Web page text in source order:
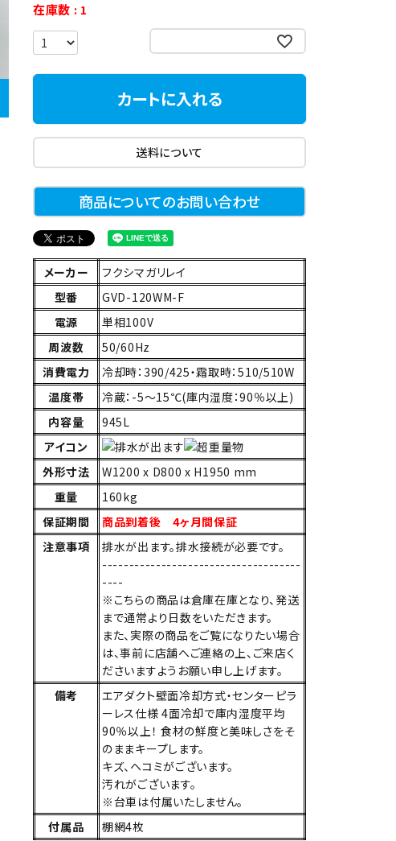
在庫数
1
カートに入れる
送料について
商品についてのお問い合わせ
メーカー
フクシマガリレイ
型番
GVD-120WM-F
電源
単相100V
周波数
50/60Hz
消費電力
冷却時：390/425・霜取時：510/510W
温度帯
冷蔵：-5～15℃(庫内湿度：90％以上)
内容量
945L
アイコン
外形寸法
W1200 x D800 x H1950 mm
重量
160kg
保証期間
商品到着後 4ヶ月間保証
注意事項
排水が出ます。排水接続が必要です。
-------------------------------------
----
※こちらの商品は倉庫在庫となり、発送
まで通常より日数をいただきます。
また、実際の商品をご覧になりたい場合
は、事前に店舗へご連絡の上、ご来店く
ださいますようお願い申し上げます。
備考
エアダクト壁面冷却方式・センターピラ
ーレス仕様 4面冷却で庫内湿度平均
90％以上！ 食材の鮮度と美味しさをそ
のままキープします。
キズ、ヘコミがございます。
汚れがございます。
※台車は付属いたしません。
付属品
棚網4枚